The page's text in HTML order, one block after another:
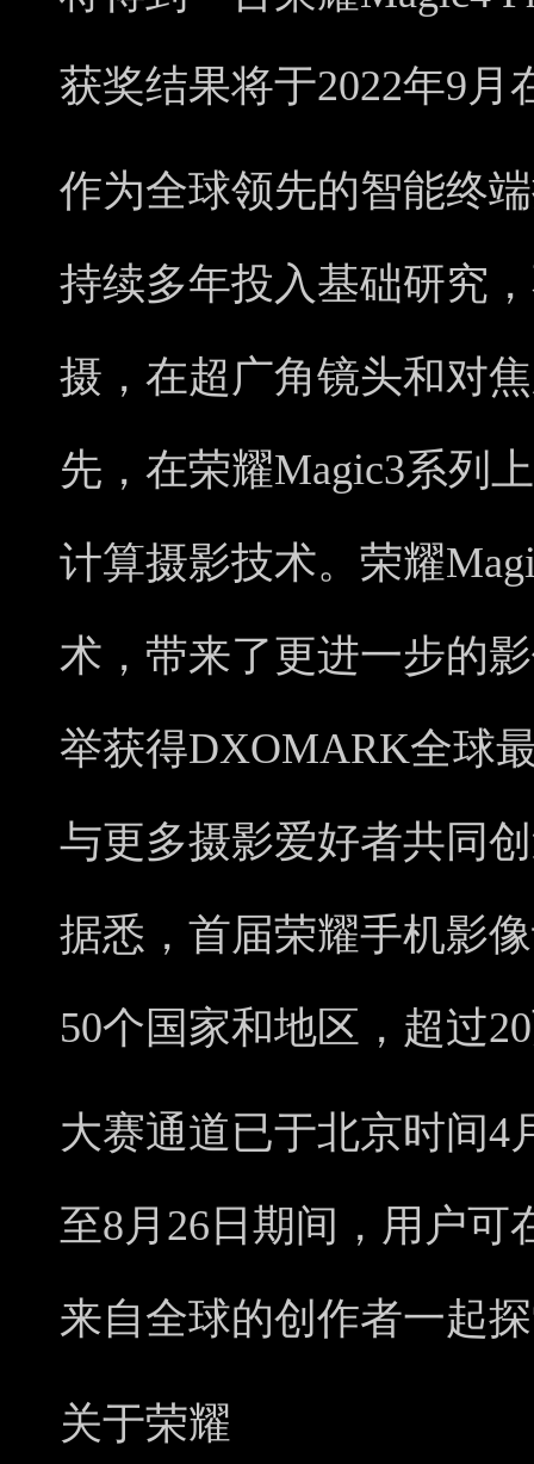
获奖结果将于2022年9
作为全球领先的智能终
持续多年投入基础研究
摄，在超广角镜头和对
先，在荣耀Magic3系列
计算摄影技术。荣耀
术，带来了更进一步的
举获得DXOMARK全球
与更多摄影爱好者共同
据悉，首届荣耀手机影
50个国家和地区，超过
大赛通道已于北京时间4
至8月26日期间，用户
来自全球的创作者一起
关于荣耀